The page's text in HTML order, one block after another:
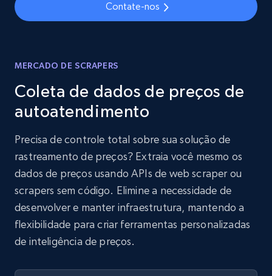
Contate-nos
MERCADO DE SCRAPERS
Coleta de dados de preços de
autoatendimento
Precisa de controle total sobre sua solução de
rastreamento de preços? Extraia você mesmo os
dados de preços usando APIs de web scraper ou
scrapers sem código. Elimine a necessidade de
desenvolver e manter infraestrutura, mantendo a
flexibilidade para criar ferramentas personalizadas
de inteligência de preços.